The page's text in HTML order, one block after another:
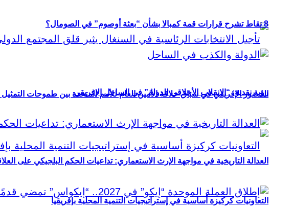
الحضور الإفريقي في سباق خلافة الأمين العام للأمم المتحدة بين طموحات التمثيل
التعاونيات كركيزة أساسية في إستراتيجيات التنمية المحلية بإفريقيا
8 نقاط تشرح قرارات قمة كمبالا بشأن “بعثة أوصوم” في الصومال؟
رؤية نقدية: “الانقلاب الأخلاقي للدولة” في الساحل الإفريقي
العدالة التاريخية في مواجهة الإرث الاستعماري: تداعيات الحكم البلجيكي على